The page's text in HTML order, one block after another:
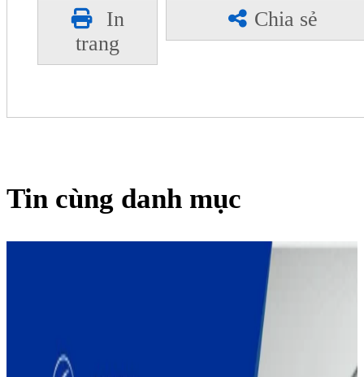
In
trang
Chia sẻ
Tin cùng danh mục